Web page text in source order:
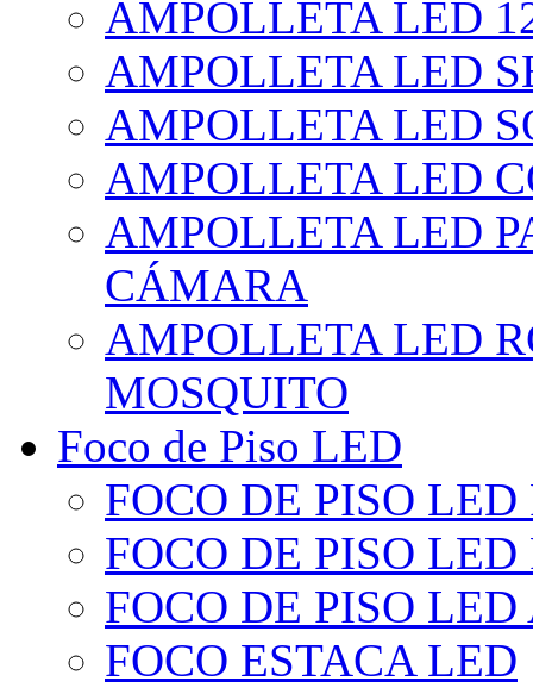
AMPOLLETA LED
AMPOLLETA LED
AMPOLLETA LED
AMPOLLETA LED
AMPOLLETA LED
CÁMARA
AMPOLLETA LED
MOSQUITO
Foco de Piso LED
FOCO DE PISO
FOCO DE PISO
FOCO DE PISO
FOCO ESTACA LED